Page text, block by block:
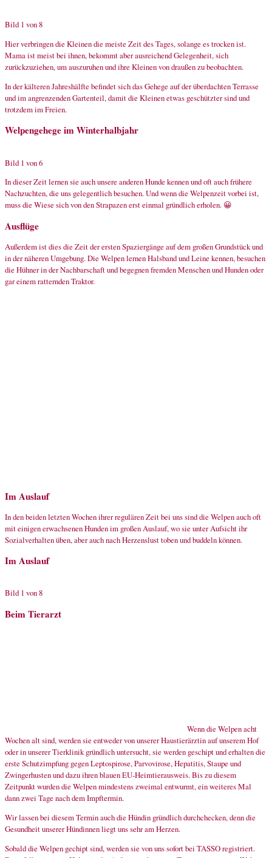
Bild 1 von 8
Hier verbringen die Kleinen die meiste Zeit des Tages, solange es trocken ist.
Mama ist meist bei ihnen, bekommt aber ausreichend Gelegenheit, sich
zurückzuziehen, um auszuruhen und ihre Kleinen von draußen zu beobachten.
In der kälteren Jahreshälfte befindet sich das Gehege auf der überdachten Terrasse
und im angrenzenden Gartenteil, damit die Kleinen etwas geschützter sind und
trotzdem im Freien.
Welpengehege im Winterhalbjahr
Bild 1 von 6
In dieser Zeit lernen sie auch unsere anderen Hunde kennen und oft auch frühere
Nachzuchten, die uns gelegentlich besuchen. Und wenn die Welpenzeit vorbei ist,
muss die Wiese sich von den Strapazen erst einmal gründlich erholen. 😀
Ausflüge
Außerdem ist dies die Zeit der ersten Spaziergänge auf dem großen Grundstück und
in der näheren Umgebung. Die Welpen lernen Halsband und Leine kennen, besuchen
die Hühner in der Nachbarschaft und begegnen fremden Menschen und Hunden oder
gar einem ratternden Traktor.
Im Auslauf
In den beiden letzten Wochen ihrer regulären Zeit bei uns sind die Welpen auch oft
mit einigen erwachsenen Hunden im großen Auslauf, wo sie unter Aufsicht ihr
Sozialverhalten üben, aber auch nach Herzenslust toben und buddeln können.
Im Auslauf
Bild 1 von 8
Beim Tierarzt
Wenn die Welpen acht
Wochen alt sind, werden sie entweder von unserer Haustierärztin auf unserem Hof
oder in unserer Tierklinik gründlich untersucht, sie werden geschipt und erhalten die
erste Schutzimpfung gegen Leptospirose, Parvovirose, Hepatitis, Staupe und
Zwingerhusten und dazu ihren blauen EU-Heimtierausweis. Bis zu diesem
Zeitpunkt wurden die Welpen mindestens zweimal entwurmt, ein weiteres Mal
dann zwei Tage nach dem Impftermin.
Wir lassen bei diesem Termin auch die Hündin gründlich durchchecken, denn die
Gesundheit unserer Hündinnen liegt uns sehr am Herzen.
Sobald die Welpen gechipt sind, werden sie von uns sofort bei TASSO registriert.